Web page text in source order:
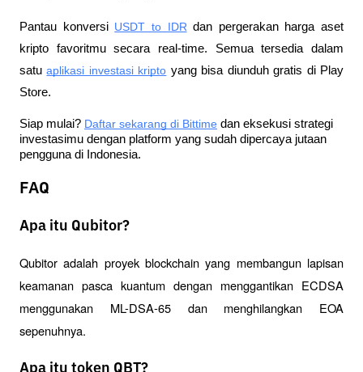
Pantau konversi USDT to IDR dan pergerakan harga aset
kripto favoritmu secara real-time. Semua tersedia dalam
satu aplikasi investasi kripto yang bisa diunduh gratis di Play
Store.
Siap mulai? Daftar sekarang di Bittime dan eksekusi strategi
investasimu dengan platform yang sudah dipercaya jutaan
pengguna di Indonesia.
FAQ
Apa itu Qubitor?
Qubitor adalah proyek blockchain yang membangun lapisan
keamanan pasca kuantum dengan menggantikan ECDSA
menggunakan ML-DSA-65 dan menghilangkan EOA
sepenuhnya.
Apa itu token QBT?